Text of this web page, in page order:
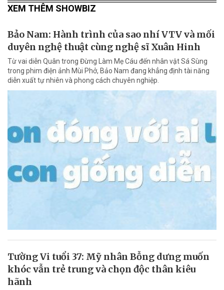
XEM THÊM SHOWBIZ
Bảo Nam: Hành trình của sao nhí VTV và mối
duyên nghệ thuật cùng nghệ sĩ Xuân Hinh
Từ vai diễn Quân trong Đừng Làm Mẹ Cáu đến nhân vật Sá Sùng
trong phim điện ảnh Mùi Phở, Bảo Nam đang khẳng định tài năng
diễn xuất tự nhiên và phong cách chuyên nghiệp.
Tường Vi tuổi 37: Mỹ nhân Bỗng dưng muốn
khóc vẫn trẻ trung và chọn độc thân kiêu
hãnh